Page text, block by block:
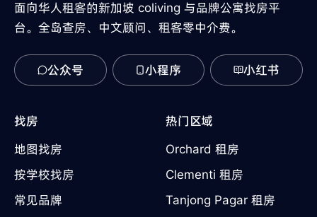
面向华人租客的新加坡 coliving 与品牌公寓找房平
台。全岛查房、中文顾问、租客零中介费。
公众号 小程序 小红书
找房
地图找房
按学校找房
常见品牌
热门区域
Orchard 租房
Clementi 租房
Tanjong Pagar 租房